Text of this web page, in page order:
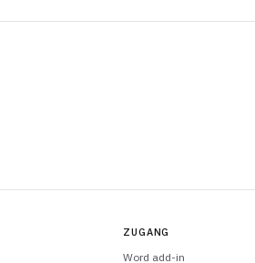
ZUGANG
Word add-in